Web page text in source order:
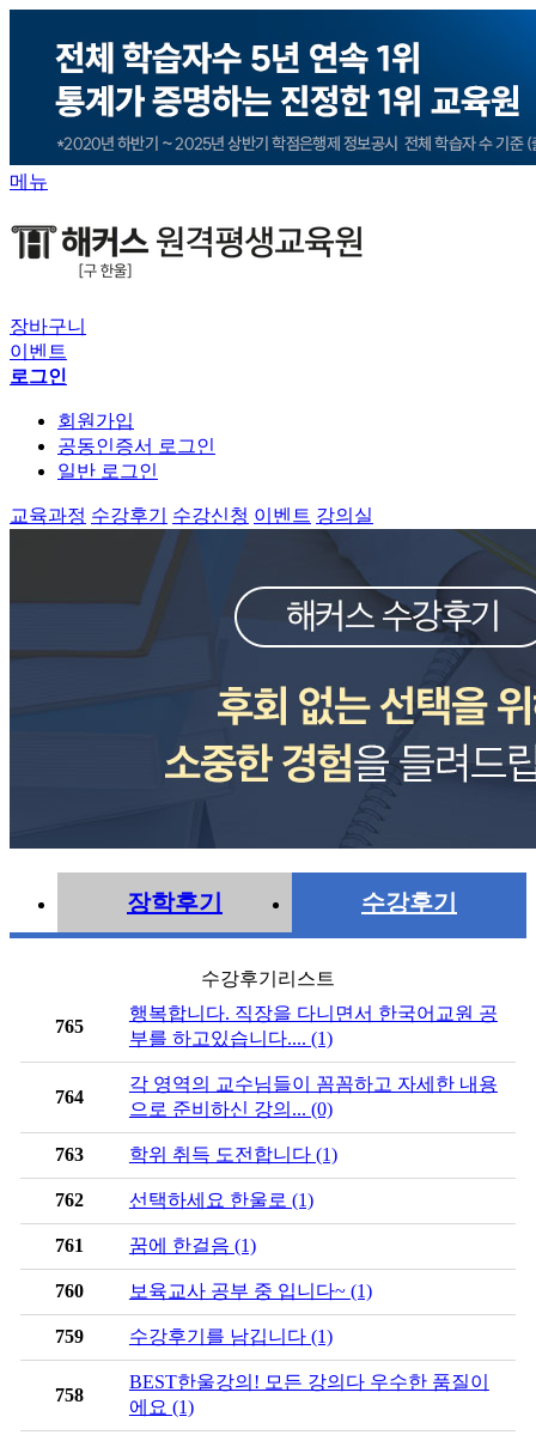
메뉴
장바구니
이벤트
로그인
회원가입
공동인증서 로그인
일반 로그인
교육과정 수강후기 수강신청 이벤트 강의실
장학후기 수강후기
수강후기리스트
765
행복합니다. 직장을 다니면서 한국어교원 공
부를 하고있습니다.... (1)
764
각 영역의 교수님들이 꼼꼼하고 자세한 내용
으로 준비하신 강의... (0)
763 학위 취득 도전합니다 (1)
762 선택하세요 한울로 (1)
761 꿈에 한걸음 (1)
760 보육교사 공부 중 입니다~ (1)
759 수강후기를 남깁니다 (1)
758
BEST한울강의! 모든 강의다 우수한 품질이
에요 (1)